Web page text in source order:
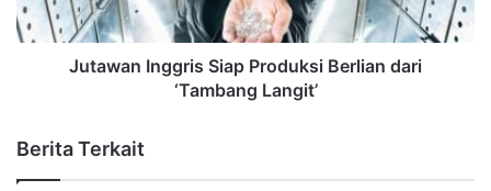
Jutawan Inggris Siap Produksi Berlian dari
‘Tambang Langit’
Berita Terkait